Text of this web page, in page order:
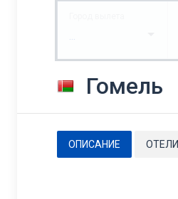
...
Гомель
ОПИСАНИЕ ОТЕЛИ